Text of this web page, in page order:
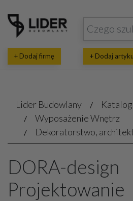
+ Dodaj firmę + Dodaj
Lider Budowlany
Wyposażenie Wnętrz
Dekoratorstwo,
DORA-design
Projektowanie